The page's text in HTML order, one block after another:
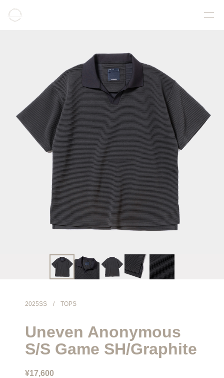
2025SS / TOPS
Uneven Anonymous
S/S Game SH/Graphite
¥17,600
COLLECTION
PRODUCT
GALLERY
ONLINE STORE
STORELIST
ABOUT
FACEBOOK
INSTAGRAM